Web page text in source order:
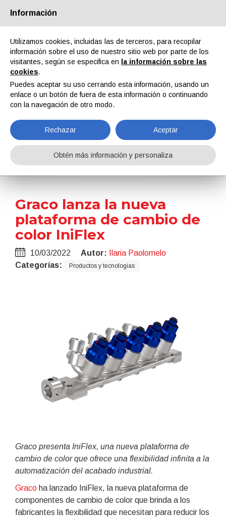
Quiénes somos Socios Contactos Área reservada
Noticias
Noticias Graco lanza la nueva plataforma de cambio de color IniFlex
Graco lanza la nueva
plataforma de cambio de
color IniFlex
10/03/2022 Autor:
Ilaria Paolomelo
Categorías:
Productos y tecnologias
Graco presenta IniFlex, una nueva plataforma de
cambio de color que ofrece una flexibilidad infinita a la
automatización del acabado industrial.
Graco ha lanzado IniFlex, la nueva plataforma de
componentes de cambio de color que brinda a los
fabricantes la flexibilidad que necesitan para reducir los
Información
Utilizamos cookies, incluidas las de terceros, para recopilar
información sobre el uso de nuestro sitio web por parte de los
visitantes, según se especifica en
la información sobre las
cookies.
Puedes aceptar su uso cerrando esta información, usando un
enlace o un botón de fuera de esta información o continuando
con la navegación de otro modo.
Rechazar Aceptar
Obtén más información y personaliza